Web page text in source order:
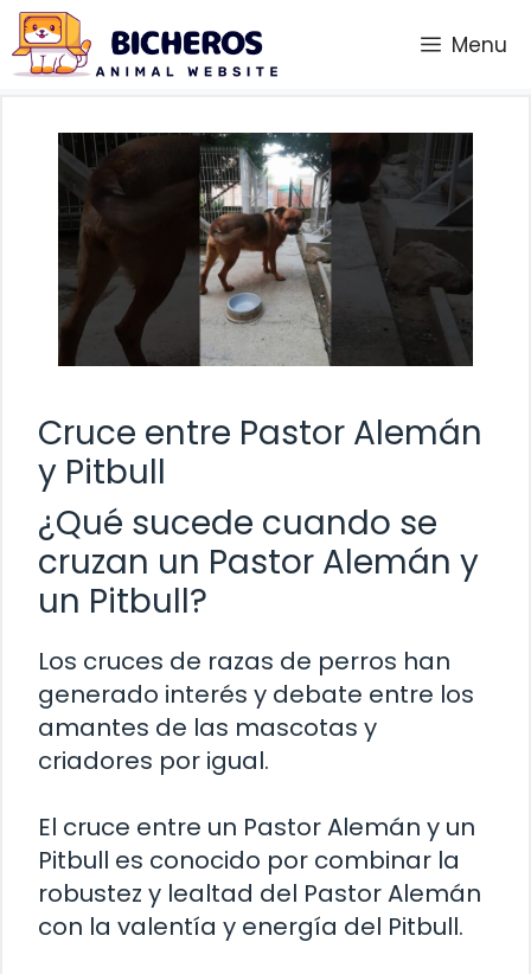
Saltar
al
contenido
Menu
Cruce entre Pastor Alemán
y Pitbull
¿Qué sucede cuando se
cruzan un Pastor Alemán y
un Pitbull?
Los cruces de razas de perros han
generado interés y debate entre los
amantes de las mascotas y
criadores por igual.
El cruce entre un Pastor Alemán y un
Pitbull es conocido por combinar la
robustez y lealtad del Pastor Alemán
con la valentía y energía del Pitbull.